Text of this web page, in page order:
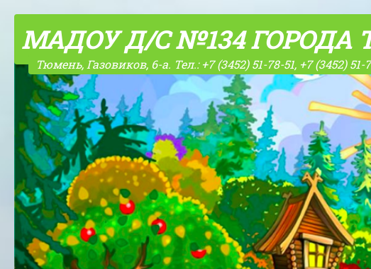
МАДОУ Д/С №134
Тюмень, Газовиков, 6-а. Тел.: +7 (3452) 51-78-51, +7 (3452) 51-